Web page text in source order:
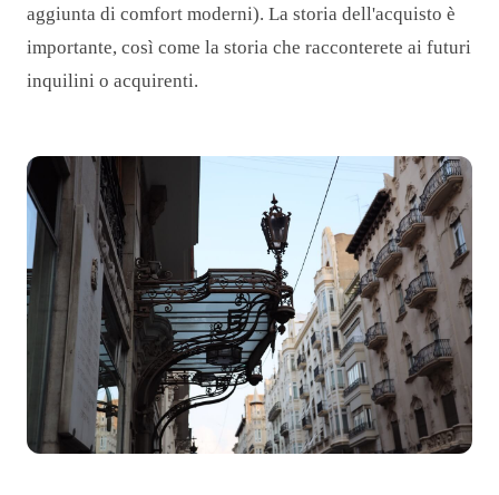
aggiunta di comfort moderni). La storia dell'acquisto è
importante, così come la storia che racconterete ai futuri
inquilini o acquirenti.